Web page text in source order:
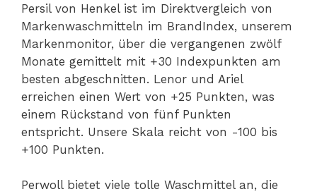
Persil von Henkel ist im Direktvergleich von
Markenwaschmitteln im BrandIndex, unserem
Markenmonitor, über die vergangenen zwölf
Monate gemittelt mit +30 Indexpunkten am
besten abgeschnitten. Lenor und Ariel
erreichen einen Wert von +25 Punkten, was
einem Rückstand von fünf Punkten
entspricht. Unsere Skala reicht von -100 bis
+100 Punkten.
Perwoll bietet viele tolle Waschmittel an, die